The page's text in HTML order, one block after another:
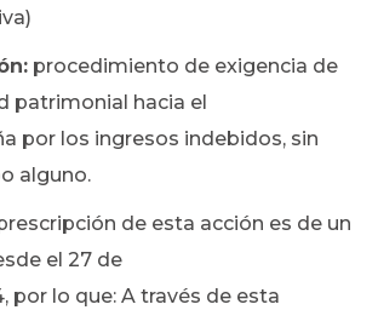
procedimiento de exigencia de
patrimonial hacia el
por los ingresos indebidos, sin
alguno.
de esta acción es de un
el 27 de
por lo que: A través de esta